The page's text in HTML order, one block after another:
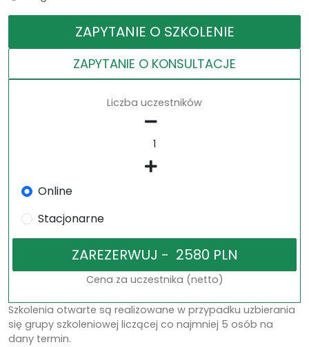
ZAPYTANIE O SZKOLENIE
ZAPYTANIE O KONSULTACJE
Liczba uczestników
Online
Stacjonarne
Cena za uczestnika (netto)
Szkolenia otwarte są realizowane w przypadku uzbierania
się grupy szkoleniowej liczącej co najmniej 5 osób na
dany termin.